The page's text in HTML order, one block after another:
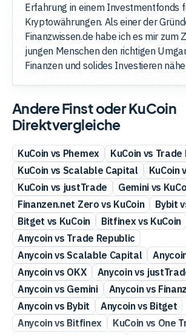
Erfahrung in einem Investmentfonds
Kryptowährungen. Als einer der
Finanzwissen.de habe ich es mir zum
jungen Menschen den richtigen
Finanzen und solides Investieren
Andere Finst oder KuCoin
Direktvergleiche
KuCoin vs Phemex
KuCoin vs Trade
KuCoin vs Scalable Capital
KuCoin
KuCoin vs justTrade
Gemini vs
Finanzen.net Zero vs KuCoin
Bybit
Bitget vs KuCoin
Bitfinex vs KuCoin
Anycoin vs Trade Republic
Anycoin vs Scalable Capital
Anycoin vs OKX
Anycoin vs
Anycoin vs Gemini
Anycoin vs
Anycoin vs Bybit
Anycoin vs Bitget
Anycoin vs Bitfinex
KuCoin vs One